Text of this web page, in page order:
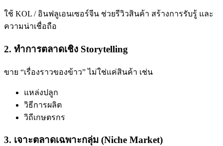
ใช้ KOL / อินฟลูเอนเซอร์จีน ช่วยรีวิวสินค้า สร้างการรับรู้ และ
ความน่าเชื่อถือ
2. ทำการตลาดเชิง Storytelling
ขาย “เรื่องราวของข้าว” ไม่ใช่แค่สินค้า เช่น
แหล่งปลูก
วิธีการผลิต
วิถีเกษตรกร
3. เจาะตลาดเฉพาะกลุ่ม (Niche Market)